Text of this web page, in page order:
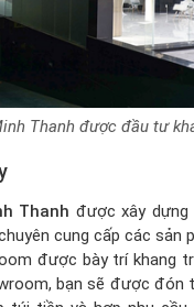
Thanh được đầu tư
Thanh được xây
cung cấp các sản
được bày trí khang
bạn sẽ được đón